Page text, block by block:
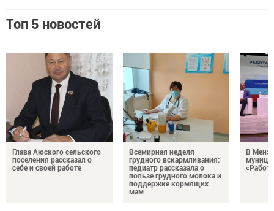
Топ 5 новостей
Глава Аюского сельского
поселения рассказал о
себе и своей работе
Всемирная неделя
грудного вскармливания:
педиатр рассказала о
пользе грудного молока и
поддержке кормящих
мам
В